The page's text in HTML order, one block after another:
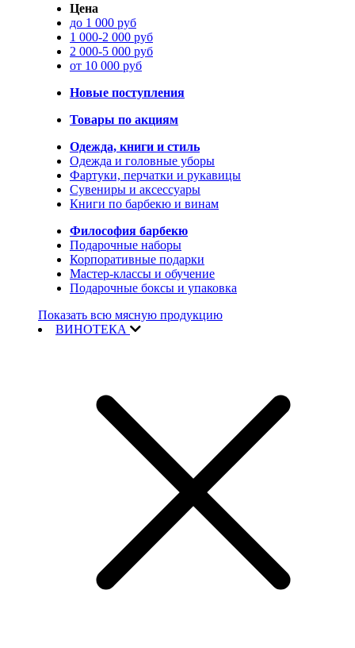
Цена
до 1 000 руб
1 000-2 000 руб
2 000-5 000 руб
от 10 000 руб
Новые поступления
Товары по акциям
Одежда, книги и стиль
Одежда и головные уборы
Фартуки, перчатки и рукавицы
Сувениры и аксессуары
Книги по барбекю и винам
Философия барбекю
Подарочные наборы
Корпоративные подарки
Мастер-классы и обучение
Подарочные боксы и упаковка
Показать всю мясную продукцию
ВИНОТЕКА